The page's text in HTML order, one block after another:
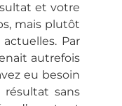
et votre
mais plutôt
Par
autrefois
eu besoin
sans